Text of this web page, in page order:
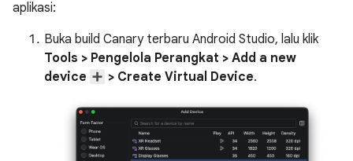
aplikasi:
Buka build Canary terbaru Android Studio, lalu klik
Tools > Pengelola Perangkat > Add a new
device
> Create Virtual Device.